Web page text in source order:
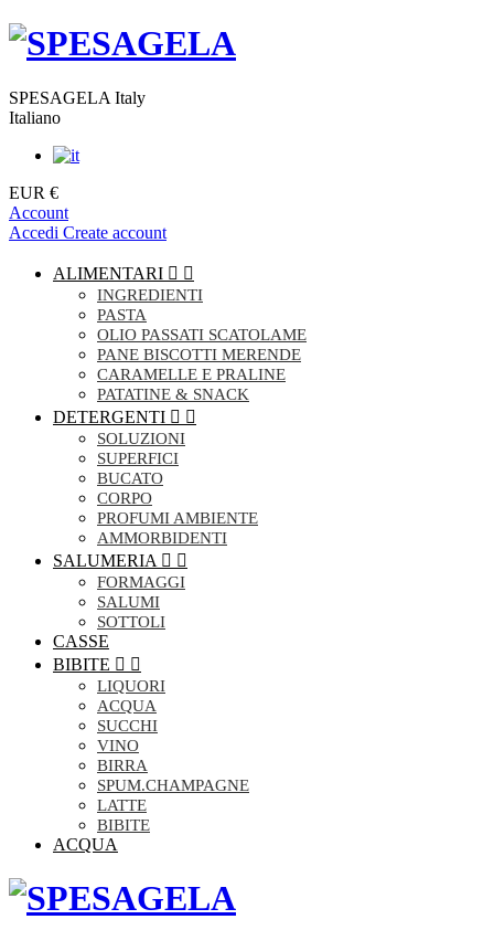
SPESAGELA Italy
Italiano
EUR €
Account
Accedi Create account
ALIMENTARI  
INGREDIENTI
PASTA
OLIO PASSATI SCATOLAME
PANE BISCOTTI MERENDE
CARAMELLE E PRALINE
PATATINE & SNACK
DETERGENTI  
SOLUZIONI
SUPERFICI
BUCATO
CORPO
PROFUMI AMBIENTE
AMMORBIDENTI
SALUMERIA  
FORMAGGI
SALUMI
SOTTOLI
CASSE
BIBITE  
LIQUORI
ACQUA
SUCCHI
VINO
BIRRA
SPUM.CHAMPAGNE
LATTE
BIBITE
ACQUA